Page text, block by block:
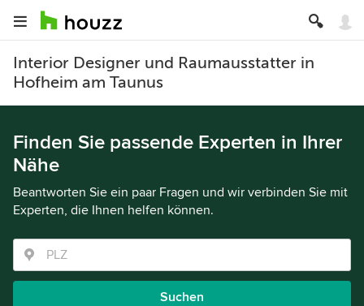
Interior Designer und Raumausstatter in
Hofheim am Taunus
Finden Sie passende Experten in Ihrer
Nähe
Beantworten Sie ein paar Fragen und wir verbinden Sie mit
Experten, die Ihnen helfen können.
Suchen